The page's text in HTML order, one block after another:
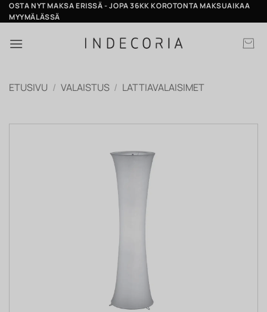
Skip
to
OSTA NYT MAKSA ERISSÄ - JOPA 36KK KOROTONTA MAKSUAIKAA
MYYMÄLÄSSÄ
ETUSIVU / VALAISTUS / LATTIAVALAISIMET